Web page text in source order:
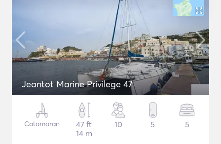
Jeantot Marine Privilege 47
Catamaran
47 ft
14 m
10 5 5